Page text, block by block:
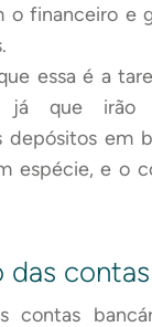
o financeiro e
essa é a
já que irão
depósitos em
espécie, e o
das
contas